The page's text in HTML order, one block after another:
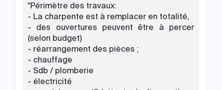
"Périmètre des travaux:
- La charpente est à remplacer en totalité,
- des ouvertures peuvent être à percer
(selon budget)
- réarrangement des pièces ;
- chauffage
- Sdb / plomberie
- électricité